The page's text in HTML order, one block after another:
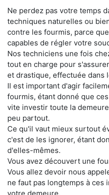
Ne perdez pas votre temps
techniques naturelles ou
contre les fourmis, parce
capables de régler votre
Nos techniciens une fois
tout en charge pour
et drastique, effectuée dans
Il est important d'agir
fourmis, étant donné que
vite investir toute la
peu partout.
Ce qu'il vaut mieux surtout
c'est de les ignorer, étant
d'elles-mêmes.
Vous avez découvert une
Vous allez devoir nous
ne faut pas longtemps à ces
votre demeure.